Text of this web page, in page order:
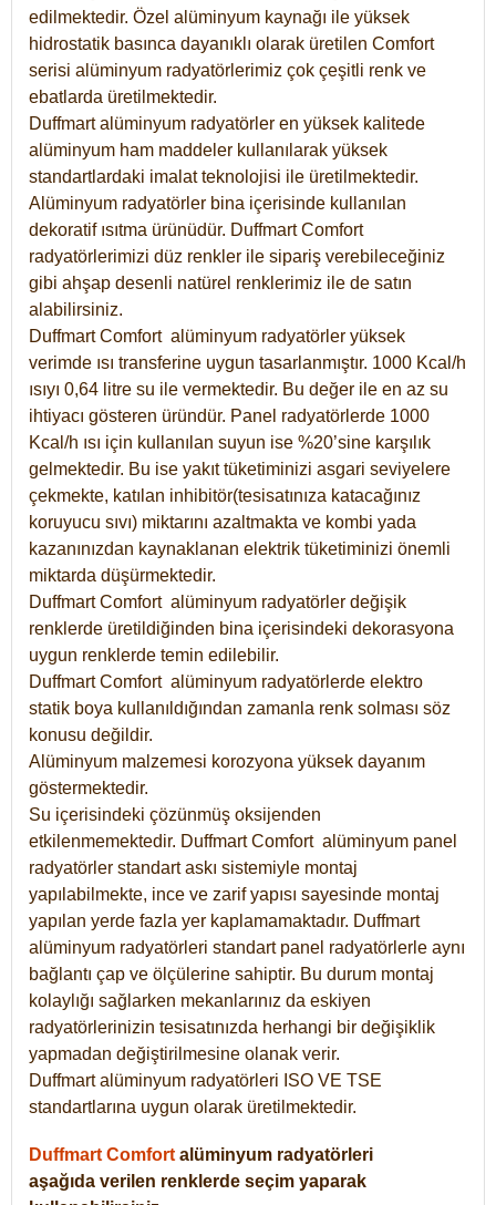
edilmektedir. Özel alüminyum kaynağı ile yüksek
hidrostatik basınca dayanıklı olarak üretilen Comfort
serisi alüminyum radyatörlerimiz çok çeşitli renk ve
ebatlarda üretilmektedir.
Duffmart alüminyum radyatörler en yüksek kalitede
alüminyum ham maddeler kullanılarak yüksek
standartlardaki imalat teknolojisi ile üretilmektedir.
Alüminyum radyatörler bina içerisinde kullanılan
dekoratif ısıtma ürünüdür. Duffmart Comfort
radyatörlerimizi düz renkler ile sipariş verebileceğiniz
gibi ahşap desenli natürel renklerimiz ile de satın
alabilirsiniz.
Duffmart Comfort alüminyum radyatörler yüksek
verimde ısı transferine uygun tasarlanmıştır. 1000 Kcal/h
ısıyı 0,64 litre su ile vermektedir. Bu değer ile en az su
ihtiyacı gösteren üründür. Panel radyatörlerde 1000
Kcal/h ısı için kullanılan suyun ise %20’sine karşılık
gelmektedir. Bu ise yakıt tüketiminizi asgari seviyelere
çekmekte, katılan inhibitör(tesisatınıza katacağınız
koruyucu sıvı) miktarını azaltmakta ve kombi yada
kazanınızdan kaynaklanan elektrik tüketiminizi önemli
miktarda düşürmektedir.
Duffmart Comfort alüminyum radyatörler değişik
renklerde üretildiğinden bina içerisindeki dekorasyona
uygun renklerde temin edilebilir.
DuffmartComfort alüminyum radyatörlerde elektro
statik boya kullanıldığından zamanla renk solması söz
konusu değildir.
Alüminyum malzemesi korozyona yüksek dayanım
göstermektedir.
Su içerisindeki çözünmüş oksijenden
etkilenmemektedir. DuffmartComfort alüminyum panel
radyatörler standart askı sistemiyle montaj
yapılabilmekte, ince ve zarif yapısı sayesinde montaj
yapılan yerde fazla yer kaplamamaktadır. Duffmart
alüminyum radyatörleri standart panel radyatörlerle aynı
bağlantı çap ve ölçülerine sahiptir. Bu durum montaj
kolaylığı sağlarken mekanlarınız da eskiyen
radyatörlerinizin tesisatınızda herhangi bir değişiklik
yapmadan değiştirilmesine olanak verir.
Duffmart alüminyum radyatörleri ISO VE TSE
standartlarına uygun olarak üretilmektedir.
Duffmart Comfort alüminyum radyatörleri
aşağıda verilen renklerde seçim yaparak